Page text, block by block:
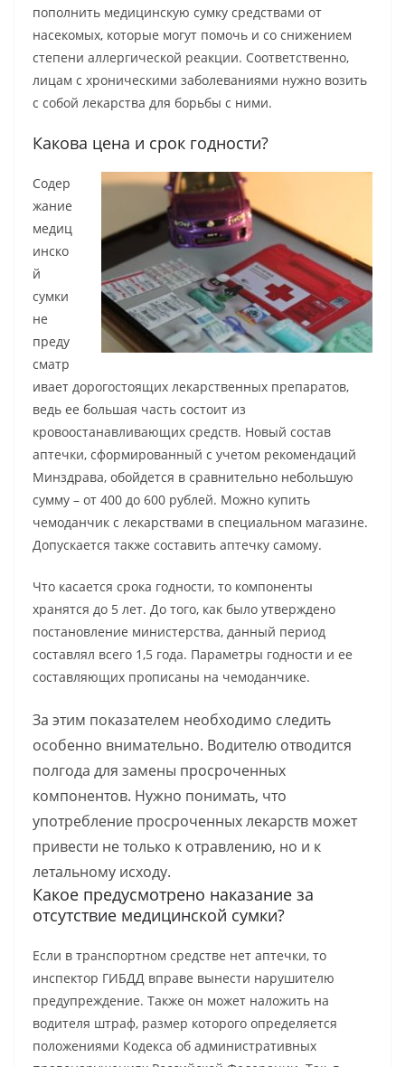
пополнить медицинскую сумку средствами от
насекомых, которые могут помочь и со снижением
степени аллергической реакции. Соответственно,
лицам с хроническими заболеваниями нужно возить
с собой лекарства для борьбы с ними.
Какова цена и срок годности?
Содер
жание
медиц
инско
й
сумки
не
преду
сматр
ивает дорогостоящих лекарственных препаратов,
ведь ее большая часть состоит из
кровоостанавливающих средств. Новый состав
аптечки, сформированный с учетом рекомендаций
Минздрава, обойдется в сравнительно небольшую
сумму – от 400 до 600 рублей. Можно купить
чемоданчик с лекарствами в специальном магазине.
Допускается также составить аптечку самому.
Что касается срока годности, то компоненты
хранятся до 5 лет. До того, как было утверждено
постановление министерства, данный период
составлял всего 1,5 года. Параметры годности и ее
составляющих прописаны на чемоданчике.
За этим показателем необходимо следить
особенно внимательно. Водителю отводится
полгода для замены просроченных
компонентов. Нужно понимать, что
употребление просроченных лекарств может
привести не только к отравлению, но и к
летальному исходу.
Какое предусмотрено наказание за
отсутствие медицинской сумки?
Если в транспортном средстве нет аптечки, то
инспектор ГИБДД вправе вынести нарушителю
предупреждение. Также он может наложить на
водителя штраф, размер которого определяется
положениями Кодекса об административных